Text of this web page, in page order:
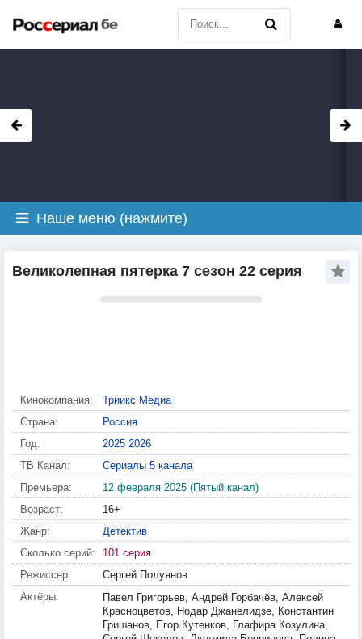
Наше меню (нажмите)
Великолепная пятерка 7 сезон 22 серия
Кинокомпания:
Триикс Медиа
Страна:
Россия
Год:
2025 2026
ТВ Канал:
Сериалы 5 канала
Премьера:
12 февраля 2025 (Пятый канал)
Возраст:
16+
Жанр:
Детектив
Сколько серий:
101 серия
Режиссер:
Сергей Полуянов
Актёры:
Павел Григорьев, Андрей Горбачёв, Алексей
Красноцветов, Нодар Джанелидзе, Константин
Гришанов, Егор Кутенков, Глафира Козулина,